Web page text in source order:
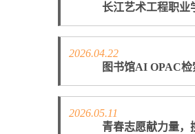
长江艺术工程职业
2026.04.22
图书馆AI OPAC
2026.05.11
青春志愿献力量，